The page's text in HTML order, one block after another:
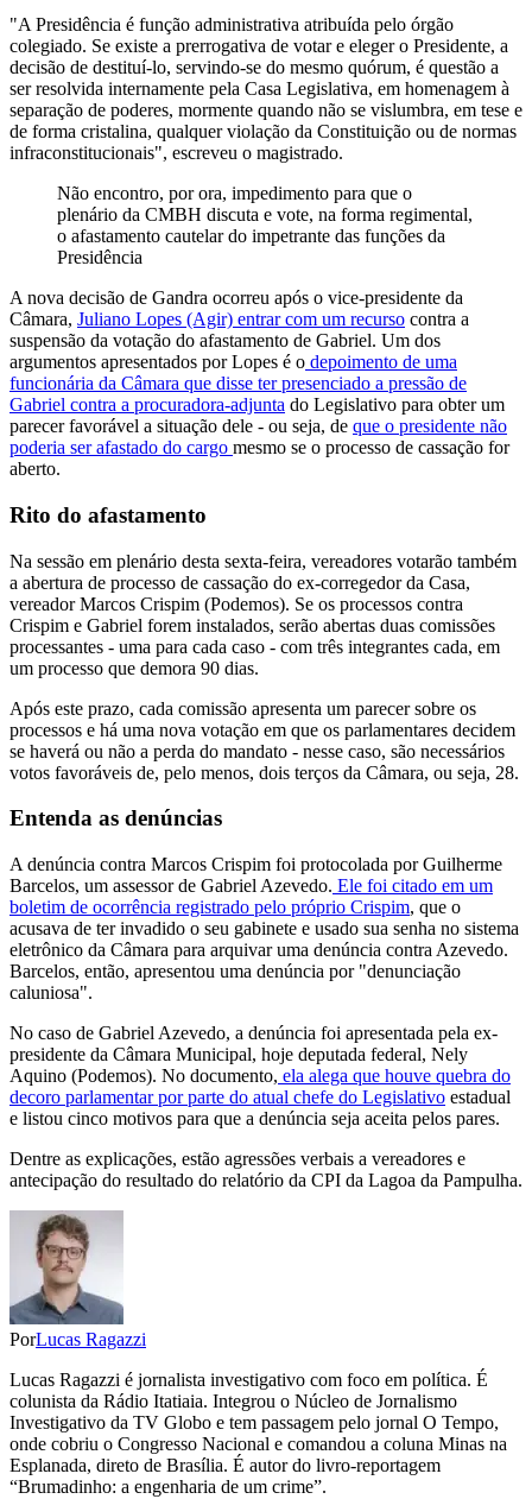
"A Presidência é função administrativa atribuída pelo órgão
colegiado. Se existe a prerrogativa de votar e eleger o Presidente, a
decisão de destituí-lo, servindo-se do mesmo quórum, é questão a
ser resolvida internamente pela Casa Legislativa, em homenagem à
separação de poderes, mormente quando não se vislumbra, em tese e
de forma cristalina, qualquer violação da Constituição ou de normas
infraconstitucionais", escreveu o magistrado.
Não encontro, por ora, impedimento para que o
plenário da CMBH discuta e vote, na forma regimental,
o afastamento cautelar do impetrante das funções da
Presidência
A nova decisão de Gandra ocorreu após o vice-presidente da
Câmara, Juliano Lopes (Agir) entrar com um recurso contra a
suspensão da votação do afastamento de Gabriel. Um dos
argumentos apresentados por Lopes é o depoimento de uma
funcionária da Câmara que disse ter presenciado a pressão de
Gabriel contra a procuradora-adjunta do Legislativo para obter um
parecer favorável a situação dele - ou seja, de que o presidente não
poderia ser afastado do cargo mesmo se o processo de cassação for
aberto.
Rito do afastamento
Na sessão em plenário desta sexta-feira, vereadores votarão também
a abertura de processo de cassação do ex-corregedor da Casa,
vereador Marcos Crispim (Podemos). Se os processos contra
Crispim e Gabriel forem instalados, serão abertas duas comissões
processantes - uma para cada caso - com três integrantes cada, em
um processo que demora 90 dias.
Após este prazo, cada comissão apresenta um parecer sobre os
processos e há uma nova votação em que os parlamentares decidem
se haverá ou não a perda do mandato - nesse caso, são necessários
votos favoráveis de, pelo menos, dois terços da Câmara, ou seja, 28.
Entenda as denúncias
A denúncia contra Marcos Crispim foi protocolada por Guilherme
Barcelos, um assessor de Gabriel Azevedo. Ele foi citado em um
boletim de ocorrência registrado pelo próprio Crispim, que o
acusava de ter invadido o seu gabinete e usado sua senha no sistema
eletrônico da Câmara para arquivar uma denúncia contra Azevedo.
Barcelos, então, apresentou uma denúncia por "denunciação
caluniosa".
No caso de Gabriel Azevedo, a denúncia foi apresentada pela ex-
presidente da Câmara Municipal, hoje deputada federal, Nely
Aquino (Podemos). No documento, ela alega que houve quebra do
decoro parlamentar por parte do atual chefe do Legislativo estadual
e listou cinco motivos para que a denúncia seja aceita pelos pares.
Dentre as explicações, estão agressões verbais a vereadores e
antecipação do resultado do relatório da CPI da Lagoa da Pampulha.
PorLucas Ragazzi
Lucas Ragazzi é jornalista investigativo com foco em política. É
colunista da Rádio Itatiaia. Integrou o Núcleo de Jornalismo
Investigativo da TV Globo e tem passagem pelo jornal O Tempo,
onde cobriu o Congresso Nacional e comandou a coluna Minas na
Esplanada, direto de Brasília. É autor do livro-reportagem
“Brumadinho: a engenharia de um crime”.